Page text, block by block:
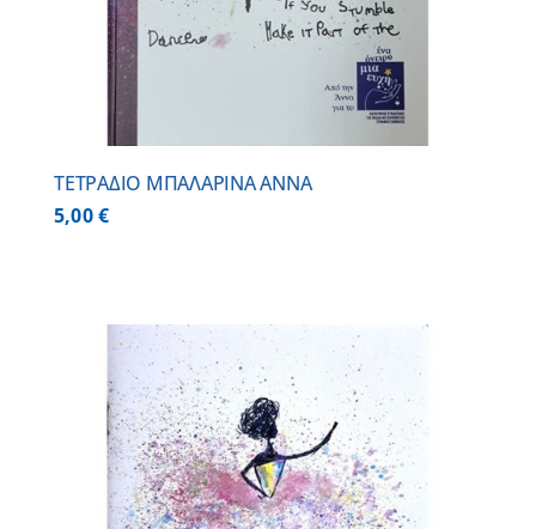
ΤΕΤΡΑΔΙΟ ΜΠΑΛΑΡΙΝΑ ΑΝΝΑ
5,00€